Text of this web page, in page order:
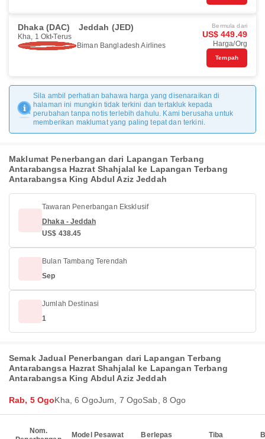
Dhaka (DAC) Jeddah (JED)
Kha, 1 Okt Terus
Biman Bangladesh Airlines
Bermula dari
US$ 449.49
Harga/Org
Tempah
Sila ambil perhatian bahawa harga yang disenaraikan di
halaman ini mungkin tidak terkini dan tertakluk kepada
perubahan tanpa notis terlebih dahulu. Kami berusaha untuk
memberikan maklumat yang paling tepat dan terkini.
Maklumat Penerbangan dari Lapangan Terbang
Antarabangsa Hazrat Shahjalal ke Lapangan Terbang
Antarabangsa King Abdul Aziz Jeddah
Tawaran Penerbangan Eksklusif
Dhaka - Jeddah
US$ 438.45
Bulan Tambang Terendah
Sep
Jumlah Destinasi
1
Semak Jadual Penerbangan dari Lapangan Terbang
Antarabangsa Hazrat Shahjalal ke Lapangan Terbang
Antarabangsa King Abdul Aziz Jeddah
Rab, 5 OgoKha, 6 OgoJum, 7 OgoSab, 8 Ogo
Nom.
Model Pesawat Berlepas Tiba